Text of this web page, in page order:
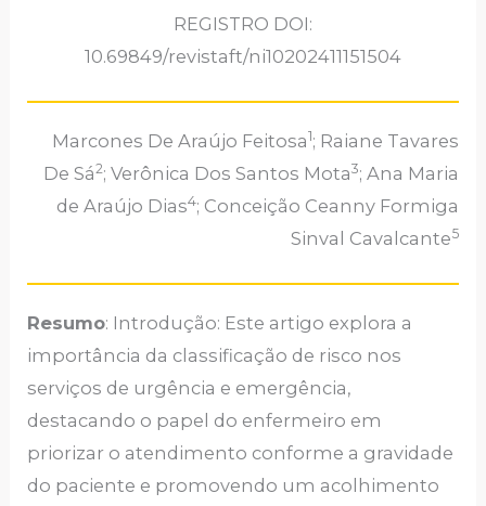
REGISTRO DOI:
10.69849/revistaft/ni10202411151504
Marcones De Araújo Feitosa1; Raiane Tavares
De Sá2; Verônica Dos Santos Mota3; Ana Maria
de Araújo Dias4; Conceição Ceanny Formiga
Sinval Cavalcante5
Resumo: Introdução: Este artigo explora a
importância da classificação de risco nos
serviços de urgência e emergência,
destacando o papel do enfermeiro em
priorizar o atendimento conforme a gravidade
do paciente e promovendo um acolhimento